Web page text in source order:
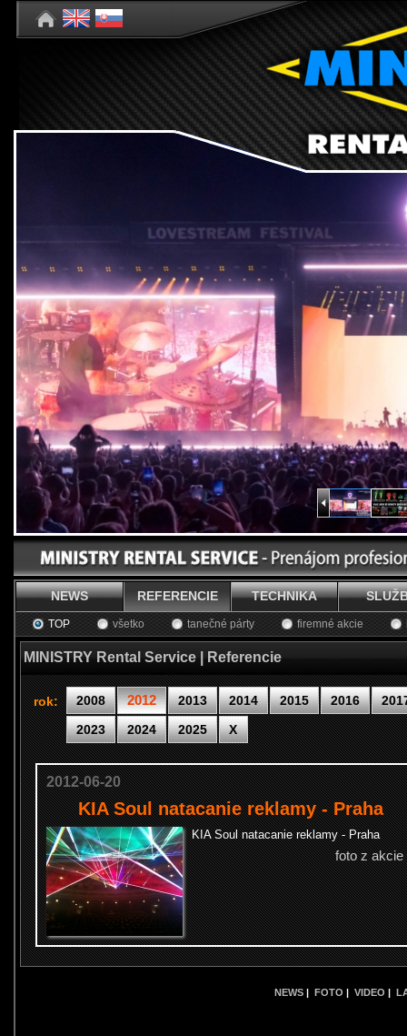
NEWS REFERENCIE TECHNIKA
TOP všetko tanečné párty firemné akcie
MINISTRY Rental Service | Referencie
rok: 2008 2012 2013 2014 2015 2016
2023
2024 2025 X
2012-06-20
KIA Soul natacanie reklamy - Praha
KIA Soul natacanie reklamy - Praha
foto z akcie
NEWS | FOTO | VIDEO |